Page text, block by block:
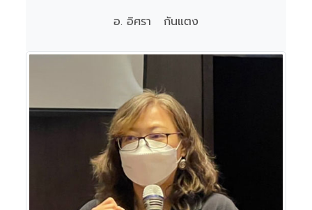
อ. อิศรา กันแตง